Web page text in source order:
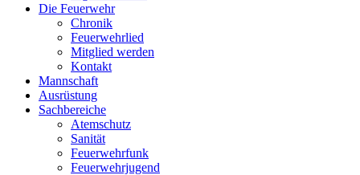
Die Feuerwehr
Chronik
Feuerwehrlied
Mitglied werden
Kontakt
Mannschaft
Ausrüstung
Sachbereiche
Atemschutz
Sanität
Feuerwehrfunk
Feuerwehrjugend